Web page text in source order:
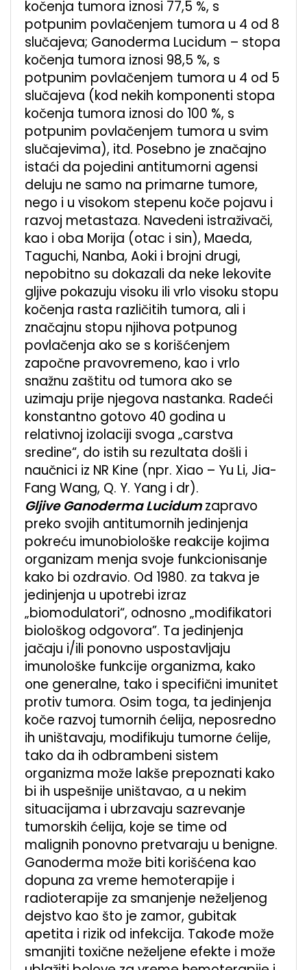
kočenja tumora iznosi 77,5 %, s
potpunim povlačenjem tumora u 4 od 8
slučajeva; Ganoderma Lucidum – stopa
kočenja tumora iznosi 98,5 %, s
potpunim povlačenjem tumora u 4 od 5
slučajeva (kod nekih komponenti stopa
kočenja tumora iznosi do 100 %, s
potpunim povlačenjem tumora u svim
slučajevima), itd. Posebno je značajno
istaći da pojedini antitumorni agensi
deluju ne samo na primarne tumore,
nego i u visokom stepenu koče pojavu i
razvoj metastaza. Navedeni istraživači,
kao i oba Morija (otac i sin), Maeda,
Taguchi, Nanba, Aoki i brojni drugi,
nepobitno su dokazali da neke lekovite
gljive pokazuju visoku ili vrlo visoku stopu
kočenja rasta različitih tumora, ali i
značajnu stopu njihova potpunog
povlačenja ako se s korišćenjem
započne pravovremeno, kao i vrlo
snažnu zaštitu od tumora ako se
uzimaju prije njegova nastanka. Radeći
konstantno gotovo 40 godina u
relativnoj izolaciji svoga „carstva
sredine“, do istih su rezultata došli i
naučnici iz NR Kine (npr. Xiao – Yu Li, Jia-
Fang Wang, Q. Y. Yang i dr).
Gljive Ganoderma Lucidumzapravo
preko svojih antitumornih jedinjenja
pokreću imunobiološke reakcije kojima
organizam menja svoje funkcionisanje
kako bi ozdravio. Od 1980. za takva je
jedinjenja u upotrebi izraz
„biomodulatori“, odnosno „modifikatori
biološkog odgovora”. Ta jedinjenja
jačaju i/ili ponovno uspostavljaju
imunološke funkcije organizma, kako
one generalne, tako i specifični imunitet
protiv tumora. Osim toga, ta jedinjenja
koče razvoj tumornih ćelija, neposredno
ih uništavaju, modifikuju tumorne ćelije,
tako da ih odbrambeni sistem
organizma može lakše prepoznati kako
bi ih uspešnije uništavao, a u nekim
situacijama i ubrzavaju sazrevanje
tumorskih ćelija, koje se time od
malignih ponovno pretvaraju u benigne.
Ganoderma može biti korišćena kao
dopuna za vreme hemoterapije i
radioterapije za smanjenje neželjenog
dejstvo kao što je zamor, gubitak
apetita i rizik od infekcija. Takođe može
smanjiti toxične neželjene efekte i može